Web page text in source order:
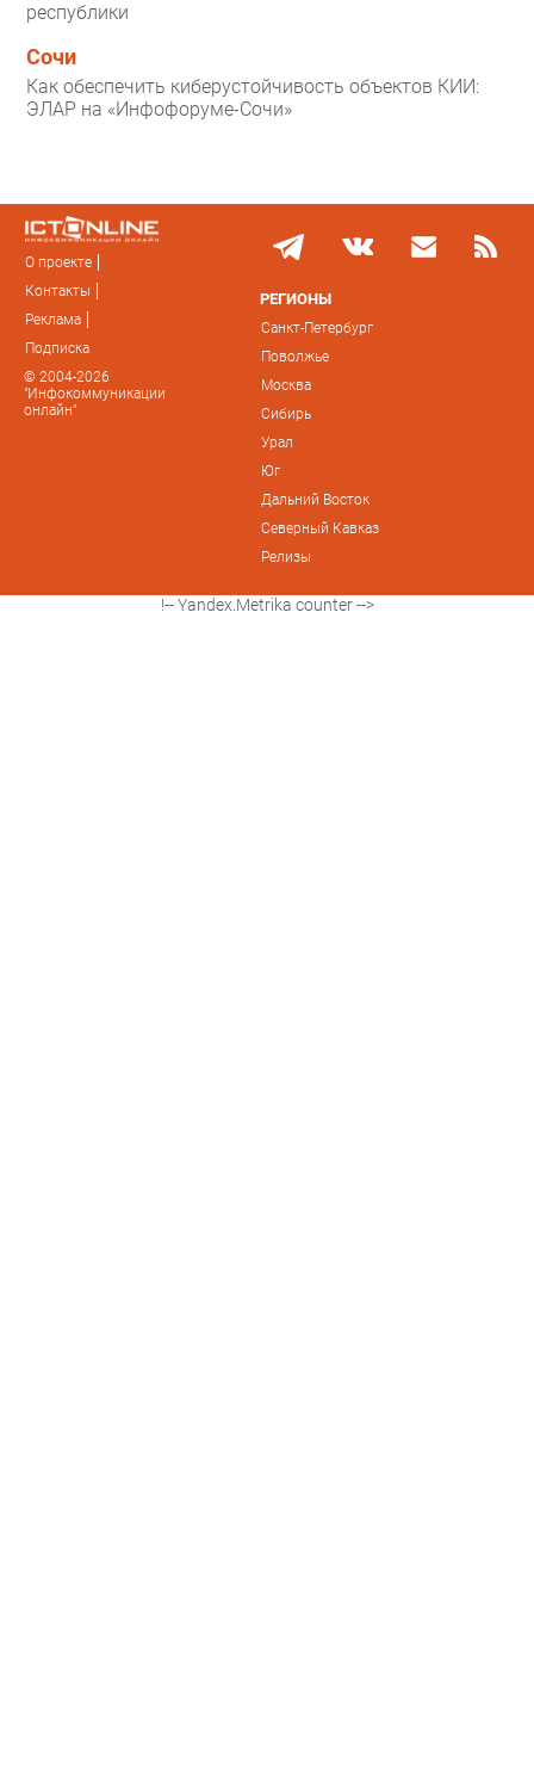
республики
Сочи
Как обеспечить киберустойчивость объектов КИИ:
ЭЛАР на «Инфофоруме-Сочи»
О проекте
Контакты
Реклама
Подписка
© 2004-2026
"Инфокоммуникации
онлайн"
РЕГИОНЫ
Санкт-Петербург
Поволжье
Москва
Сибирь
Урал
Юг
Дальний Восток
Северный Кавказ
Релизы
!-- Yandex.Metrika counter -->